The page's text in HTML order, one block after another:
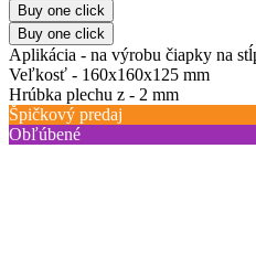
Buy one click
Buy one click
Aplikácia - na výrobu čiapky na
Veľkosť - 160x160x125 mm
Hrúbka plechu z - 2 mm
Špičkový predaj
Obľúbené